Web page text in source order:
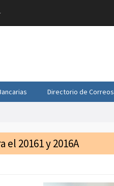
Directorio de Correos
20161 y 2016A